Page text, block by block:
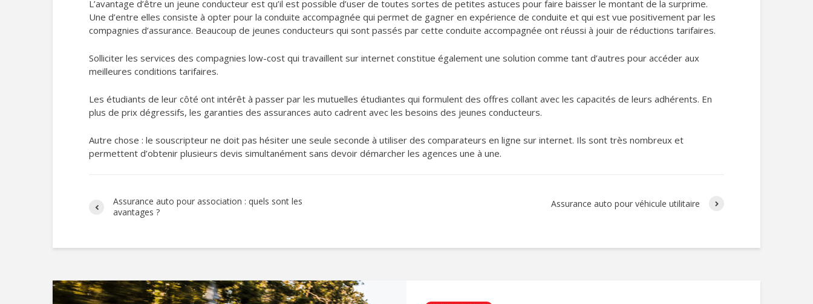
L’avantage d’être un jeune conducteur est qu’il est possible d’user de toutes sortes de petites astuces pour faire baisser le montant de la surprime.
Une d’entre elles consiste à opter pour la conduite accompagnée qui permet de gagner en expérience de conduite et qui est vue positivement par les
compagnies d’assurance. Beaucoup de jeunes conducteurs qui sont passés par cette conduite accompagnée ont réussi à jouir de réductions tarifaires.
Solliciter les services des compagnies low-cost qui travaillent sur internet constitue également une solution comme tant d’autres pour accéder aux
meilleures conditions tarifaires.
Les étudiants de leur côté ont intérêt à passer par les mutuelles étudiantes qui formulent des offres collant avec les capacités de leurs adhérents. En
plus de prix dégressifs, les garanties des assurances auto cadrent avec les besoins des jeunes conducteurs.
Autre chose : le souscripteur ne doit pas hésiter une seule seconde à utiliser des comparateurs en ligne sur internet. Ils sont très nombreux et
permettent d’obtenir plusieurs devis simultanément sans devoir démarcher les agences une à une.
Assurance auto pour association : quels sont les
avantages ?
Assurance auto pour véhicule utilitaire